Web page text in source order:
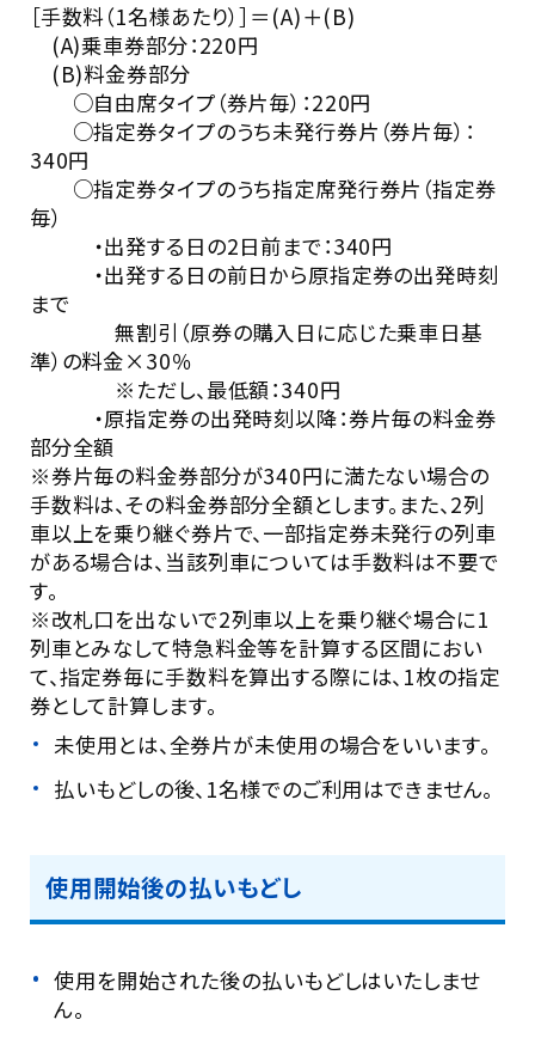
［手数料（1名様あたり）］＝(A)＋(B)
(A)乗車券部分：220円
(B)料金券部分
○自由席タイプ（券片毎）：220円
○指定券タイプのうち未発行券片（券片毎）：
340円
○指定券タイプのうち指定席発行券片（指定券
毎）
・出発する日の2日前まで：340円
・出発する日の前日から原指定券の出発時刻
まで
無割引（原券の購入日に応じた乗車日基
準）の料金×30％
※ただし、最低額：340円
・原指定券の出発時刻以降：券片毎の料金券
部分全額
※券片毎の料金券部分が340円に満たない場合の
手数料は、その料金券部分全額とします。また、2列
車以上を乗り継ぐ券片で、一部指定券未発行の列車
がある場合は、当該列車については手数料は不要で
す。
※改札口を出ないで2列車以上を乗り継ぐ場合に1
列車とみなして特急料金等を計算する区間におい
て、指定券毎に手数料を算出する際には、1枚の指定
券として計算します。
未使用とは、全券片が未使用の場合をいいます。
払いもどしの後、1名様でのご利用はできません。
使用開始後の払いもどし
使用を開始された後の払いもどしはいたしませ
ん。